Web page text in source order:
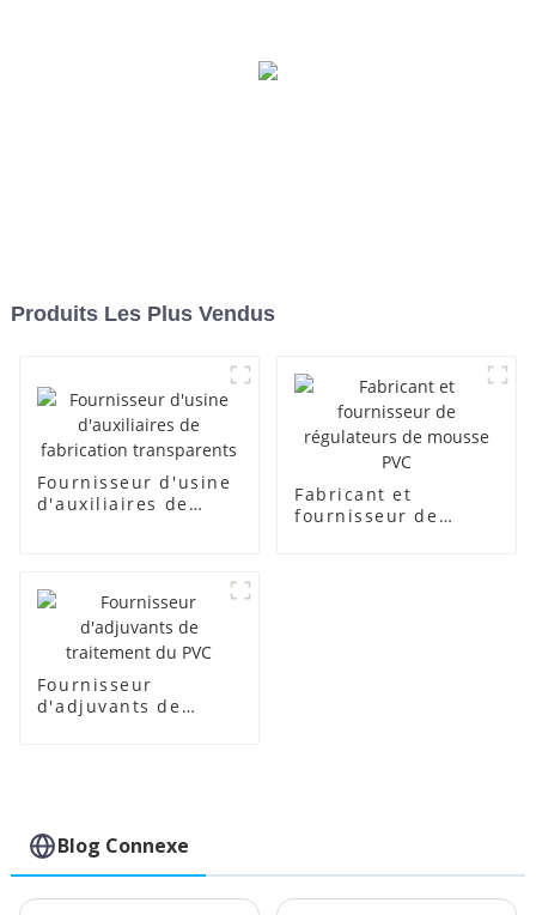
Produits Les Plus Vendus
Fournisseur d'usine
d'auxiliaires de
Fabricant et
fournisseur de
Fournisseur
d'adjuvants de
Blog Connexe